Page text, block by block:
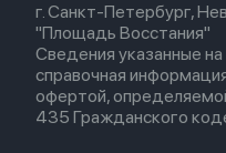
EarPods
Политика
Оплата и доставка
Партнерская
Гарантия
Обмен и возврат
Бонусы
Новые поступления
Популярное
Акции
г. Санкт-Петербург,
"Площадь Восстания"
Сведения указанные
справочная
офертой,
435 Гражданского